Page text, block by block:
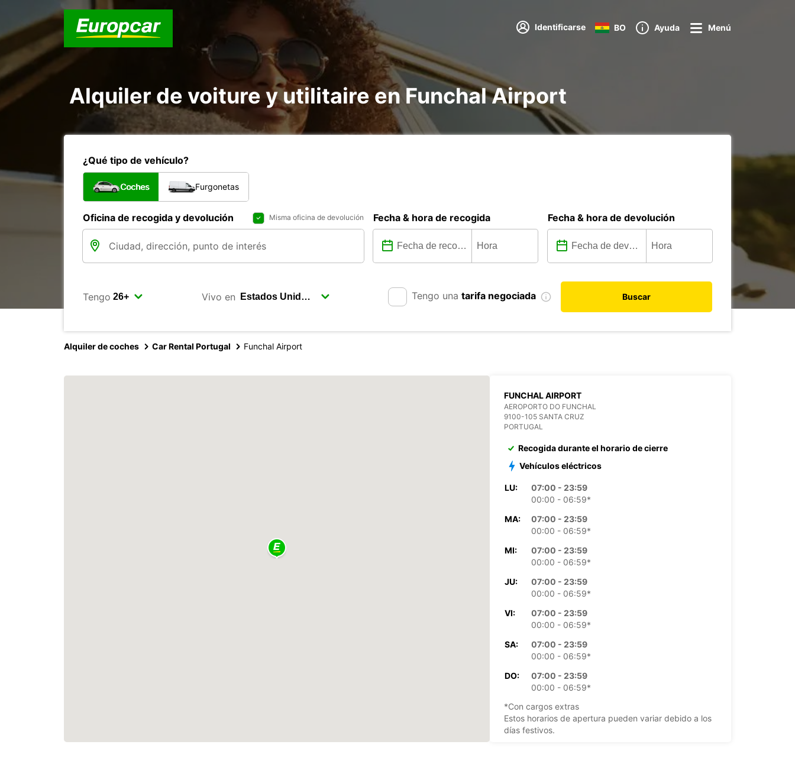
Identificarse BO Ayuda Menú
Alquiler de voiture y utilitaire en Funchal Airport
¿Qué tipo de vehículo?
Coches Furgonetas
Oficina de recogida y devolución Misma oficina de devolución Fecha & hora de recogida Fecha & hora de devolución
Tengo Vivo en Tengo una tarifa negociada Buscar
Alquiler de coches Car Rental Portugal Funchal Airport
FUNCHAL AIRPORT
AEROPORTO DO FUNCHAL
9100-105 SANTA CRUZ
PORTUGAL
Recogida durante el horario de cierre
Vehículos eléctricos
LU:
07:00 - 23:59
00:00 - 06:59*
MA:
07:00 - 23:59
00:00 - 06:59*
MI:
07:00 - 23:59
00:00 - 06:59*
JU:
07:00 - 23:59
00:00 - 06:59*
VI:
07:00 - 23:59
00:00 - 06:59*
SA:
07:00 - 23:59
00:00 - 06:59*
DO:
07:00 - 23:59
00:00 - 06:59*
*Con cargos extras
Estos horarios de apertura pueden variar debido a los
días festivos.